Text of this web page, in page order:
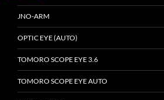
JNO-ARM
OPTIC EYE (AUTO)
TOMORO SCOPE EYE 3.6
TOMORO SCOPE EYE AUTO